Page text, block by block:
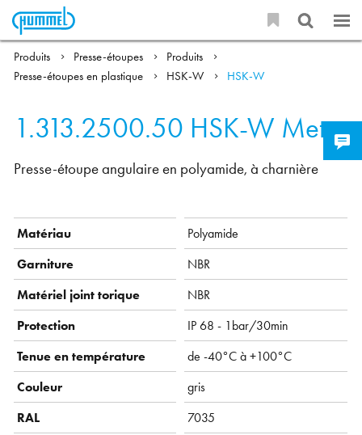
Produits Presse-étoupes
Produits
Presse-étoupes en plastique
HSK-W HSK-W
1.313.2500.50 HSK-W Metr.
Presse-étoupe angulaire en polyamide, à charnière
Matériau
Polyamide
Garniture
NBR
Matériel joint torique
NBR
Protection
IP 68 - 1bar/30min
Tenue en température
de -40°C à +100°C
Couleur
gris
RAL
7035